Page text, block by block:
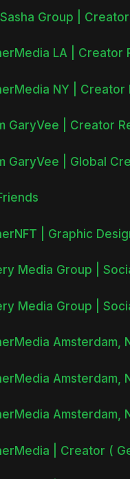
Group |
LA | Creator
NY | Creator
GaryVee | Creator
GaryVee | Global
| Graphic
Media Group |
Media Group |
Amsterdam,
Amsterdam,
Amsterdam,
| Creator (